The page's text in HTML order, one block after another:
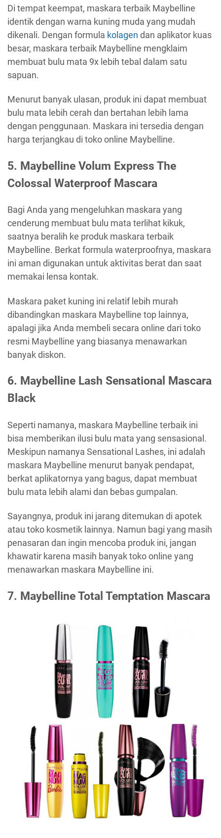
Di tempat keempat, maskara terbaik Maybelline
identik dengan warna kuning muda yang mudah
dikenali. Dengan formula kolagen dan aplikator kuas
besar, maskara terbaik Maybelline mengklaim
membuat bulu mata 9x lebih tebal dalam satu
sapuan.
Menurut banyak ulasan, produk ini dapat membuat
bulu mata lebih cerah dan bertahan lebih lama
dengan penggunaan. Maskara ini tersedia dengan
harga terjangkau di toko online Maybelline.
5. Maybelline Volum Express The
Colossal Waterproof Mascara
Bagi Anda yang mengeluhkan maskara yang
cenderung membuat bulu mata terlihat kikuk,
saatnya beralih ke produk maskara terbaik
Maybelline. Berkat formula waterproofnya, maskara
ini aman digunakan untuk aktivitas berat dan saat
memakai lensa kontak.
Maskara paket kuning ini relatif lebih murah
dibandingkan maskara Maybelline top lainnya,
apalagi jika Anda membeli secara online dari toko
resmi Maybelline yang biasanya menawarkan
banyak diskon.
6. Maybelline Lash Sensational Mascara
Black
Seperti namanya, maskara Maybelline terbaik ini
bisa memberikan ilusi bulu mata yang sensasional.
Meskipun namanya Sensational Lashes, ini adalah
maskara Maybelline menurut banyak pendapat,
berkat aplikatornya yang bagus, dapat membuat
bulu mata lebih alami dan bebas gumpalan.
Sayangnya, produk ini jarang ditemukan di apotek
atau toko kosmetik lainnya. Namun bagi yang masih
penasaran dan ingin mencoba produk ini, jangan
khawatir karena masih banyak toko online yang
menawarkan maskara Maybelline ini.
7. Maybelline Total Temptation Mascara